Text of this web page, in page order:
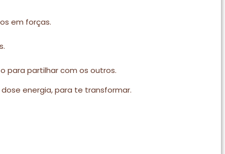
em forças.
para partilhar com os outros.
energia, para te transformar.